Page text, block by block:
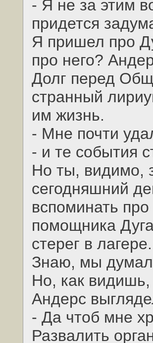
- Я не за этим
придется
Я пришел про
про него?
Долг перед
странный
им жизнь.
- Мне почти
- и те события
Но ты, видимо,
сегодняшний
вспоминать
помощника
стерег в лагере.
Знаю, мы
Но, как видишь,
Андерс
- Да чтоб мне
Развалить